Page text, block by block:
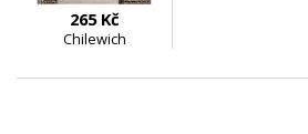
265 Kč
Chilewich